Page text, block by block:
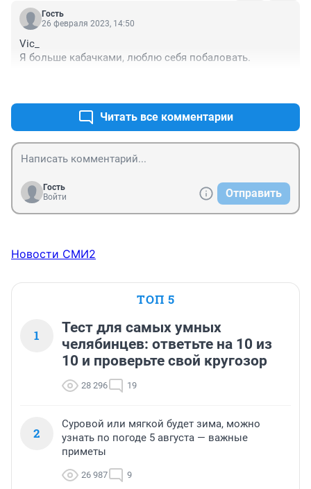
Гость
26 февраля 2023, 14:50
Vic_
Я больше кабачками, люблю себя побаловать.
Читать все комментарии
Гость
Войти
Отправить
Новости СМИ2
ТОП 5
1
Тест для самых умных
челябинцев: ответьте на 10 из
10 и проверьте свой кругозор
28 296 19
2
Суровой или мягкой будет зима, можно
узнать по погоде 5 августа — важные
приметы
26 987 9